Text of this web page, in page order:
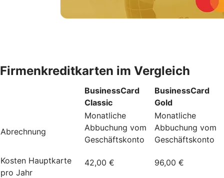
Firmenkreditkarten im Vergleich
BusinessCard
Classic
BusinessCard
Gold
Abrechnung
Monatliche
Abbuchung vom
Geschäftskonto
Monatliche
Abbuchung vom
Geschäftskonto
Kosten Hauptkarte
pro Jahr
42,00 € 96,00 €